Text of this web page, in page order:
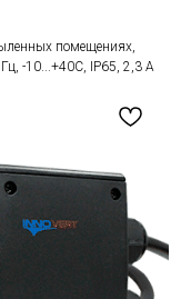
помещениях,
-10...+40С, IP65, 2,3 А